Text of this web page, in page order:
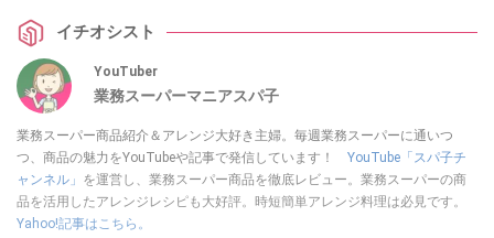
イチオシスト
YouTuber
業務スーパーマニアスパ子
業務スーパー商品紹介＆アレンジ大好き主婦。毎週業務スーパーに通いつ
つ、商品の魅力をYouTubeや記事で発信しています！ YouTube「スパ子チ
ャンネル」 を運営し、業務スーパー商品を徹底レビュー。業務スーパーの商
品を活用したアレンジレシピも大好評。時短簡単アレンジ料理は必見です。
Yahoo!記事はこちら。